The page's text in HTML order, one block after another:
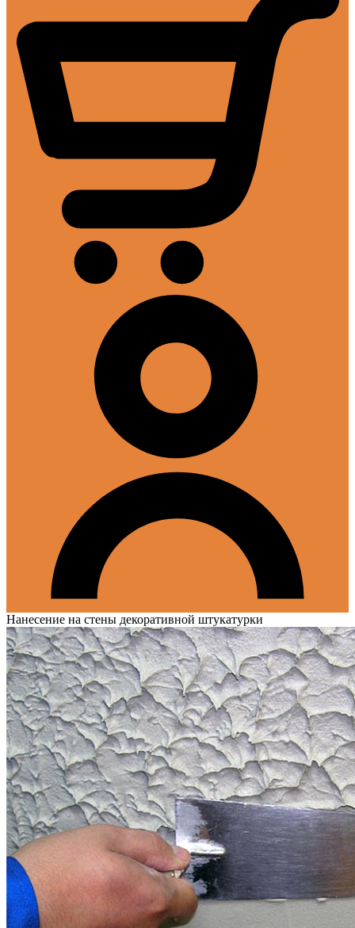
Нанесение на стены декоративной штукатурки